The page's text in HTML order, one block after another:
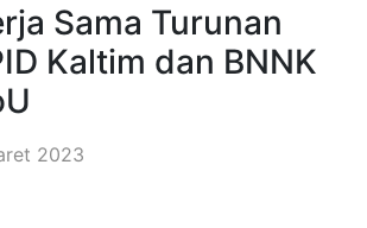
Sama Turunan
Kaltim dan BNNK
2023